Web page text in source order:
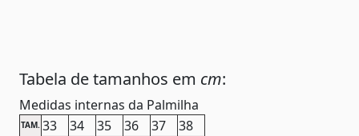
Tabela de tamanhos em cm:
Medidas internas da Palmilha
TAM. 33 34 35 36 37 38